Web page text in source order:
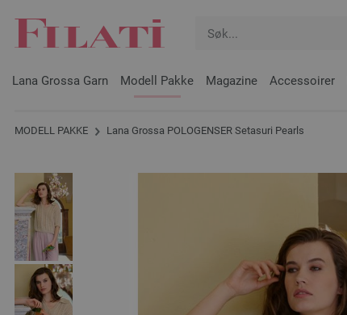
Lana Grossa Garn Modell Pakke Magazine Accessoirer
MODELL PAKKE Lana Grossa POLOGENSER Setasuri Pearls